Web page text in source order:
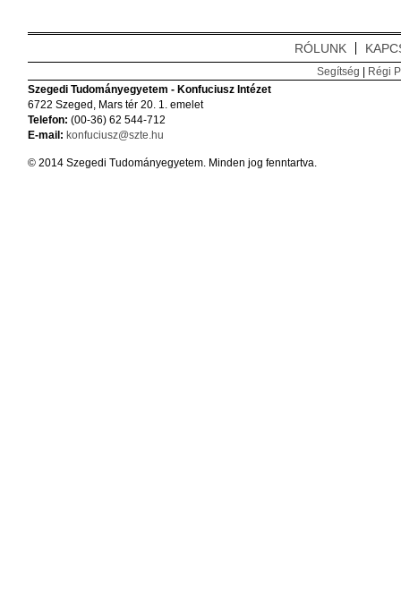
RÓLUNK
Segítség | Régi
Szegedi Tudományegyetem - Konfuciusz Intézet
6722 Szeged, Mars tér 20. 1. emelet
Telefon: (00-36) 62 544-712
E-mail: konfuciusz@szte.hu
© 2014 Szegedi Tudományegyetem. Minden jog fenntartva.